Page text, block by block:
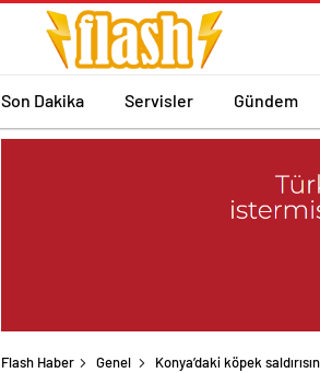
Son Dakika Servisler Gündem
Flash Haber Genel Konya’daki köpek